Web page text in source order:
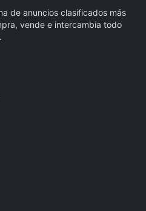
de anuncios clasificados más
vende e intercambia todo